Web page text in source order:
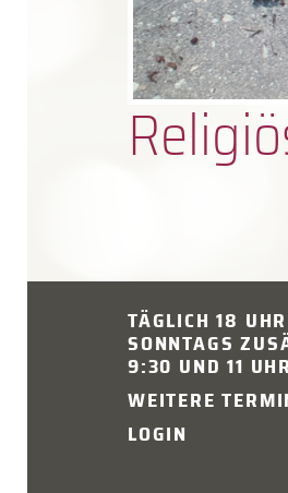
TÄGLICH 18
SONNTAGS
9:30 UND 11 UHR
WEITERE
LOGIN